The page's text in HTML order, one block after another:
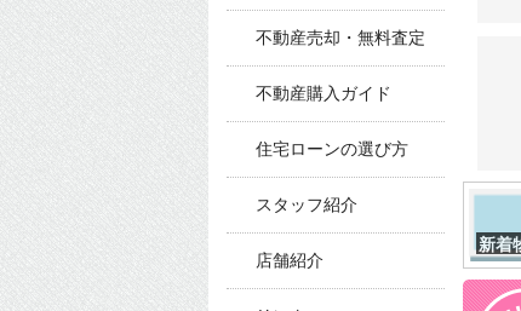
会
【中
新着
不動産売却・無料査定
不動産購入ガイド
住宅ローンの選び方
スタッフ紹介
店舗紹介